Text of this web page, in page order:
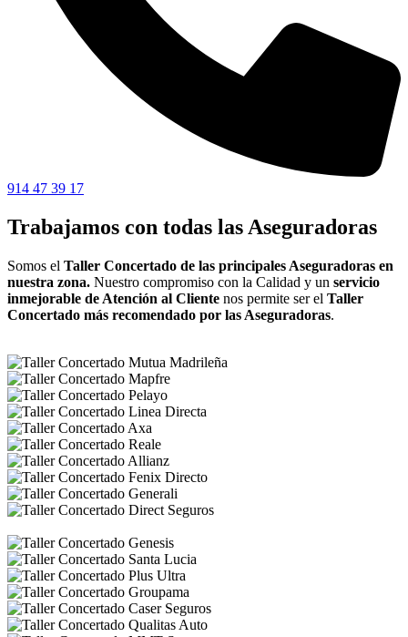
914 47 39 17
Trabajamos con todas las Aseguradoras
Somos el Taller Concertado de las principales Aseguradoras en
nuestra zona. Nuestro compromiso con la Calidad y un servicio
inmejorable de Atención al Cliente nos permite ser el Taller
Concertado más recomendado por las Aseguradoras.